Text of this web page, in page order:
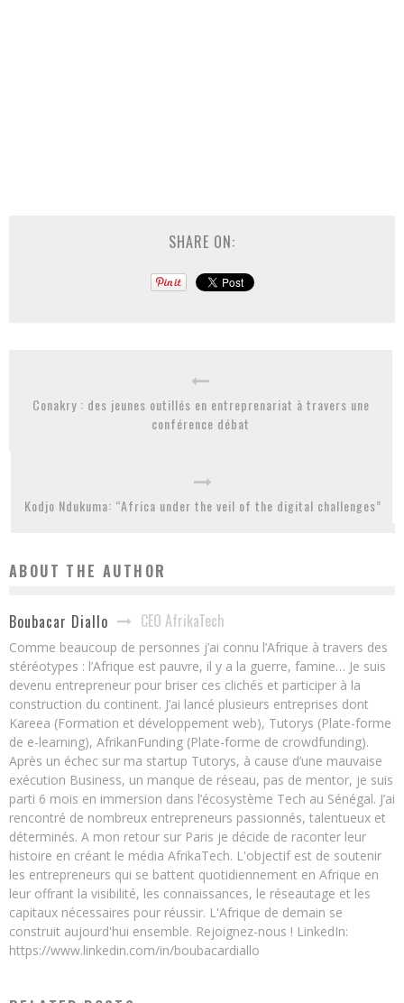
SHARE ON:
Conakry : des jeunes outillés en entreprenariat à travers une
conférence débat
Kodjo Ndukuma: “Africa under the veil of the digital challenges”
ABOUT THE AUTHOR
Boubacar Diallo CEO AfrikaTech
Comme beaucoup de personnes j’ai connu l’Afrique à travers des
stéréotypes : l’Afrique est pauvre, il y a la guerre, famine… Je suis
devenu entrepreneur pour briser ces clichés et participer à la
construction du continent. J’ai lancé plusieurs entreprises dont
Kareea (Formation et développement web), Tutorys (Plate-forme
de e-learning), AfrikanFunding (Plate-forme de crowdfunding).
Après un échec sur ma startup Tutorys, à cause d’une mauvaise
exécution Business, un manque de réseau, pas de mentor, je suis
parti 6 mois en immersion dans l’écosystème Tech au Sénégal. J’ai
rencontré de nombreux entrepreneurs passionnés, talentueux et
déterminés. A mon retour sur Paris je décide de raconter leur
histoire en créant le média AfrikaTech. L'objectif est de soutenir
les entrepreneurs qui se battent quotidiennement en Afrique en
leur offrant la visibilité, les connaissances, le réseautage et les
capitaux nécessaires pour réussir. L'Afrique de demain se
construit aujourd'hui ensemble. Rejoignez-nous ! LinkedIn:
https://www.linkedin.com/in/boubacardiallo